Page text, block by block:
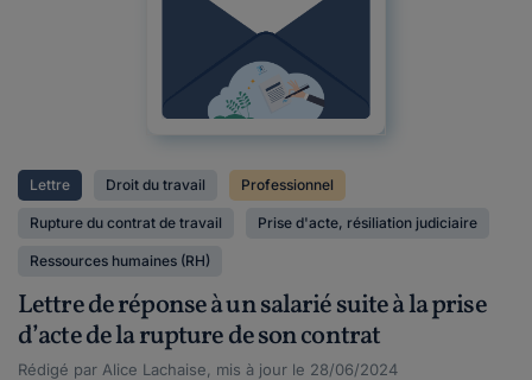
Lettre Droit du travail Professionnel
Rupture du contrat de travail Prise d'acte, résiliation judiciaire
Ressources humaines (RH)
Lettre de réponse à un salarié suite à la prise
d’acte de la rupture de son contrat
Rédigé par Alice Lachaise, mis à jour le 28/06/2024